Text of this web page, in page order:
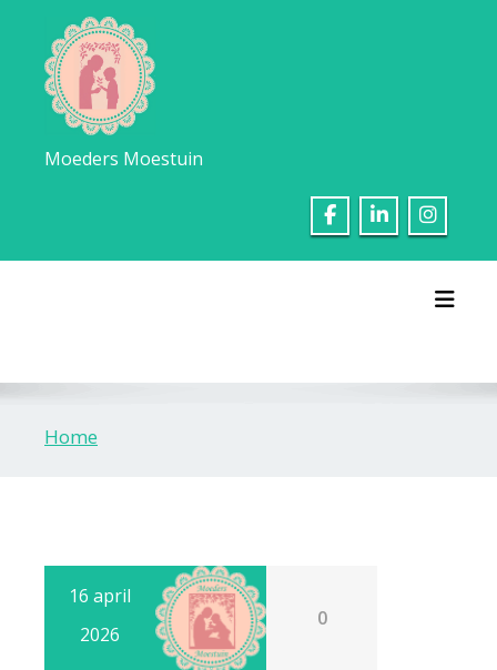
inhoud
Moeders Moestuin
Home
16 april
2026
0